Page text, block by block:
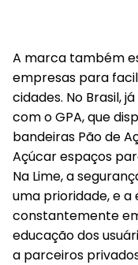
A marca também
empresas para
cidades. No Brasil,
com o GPA, que
bandeiras Pão de
Açúcar espaços
Na Lime, a
uma prioridade, e
constantemente
educação dos
a parceiros